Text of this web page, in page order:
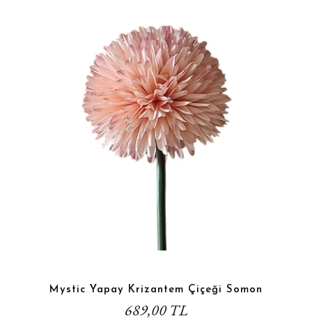
Mystic Yapay Krizantem Çiçeği Somon
689,00 TL